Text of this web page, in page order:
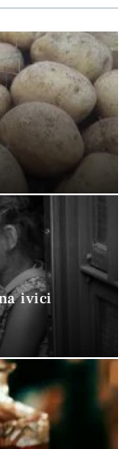
ivici